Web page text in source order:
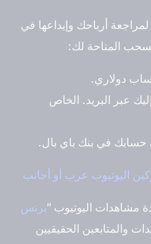
أرباحك وإيداعها في
دولاري.
عبر البريد. الخاص
حسابك في بنك باي بال.
اليوتيوب عرب أو أجانب
مشاهدات اليوتيوب "برنس
والمتابعين الحقيقيين